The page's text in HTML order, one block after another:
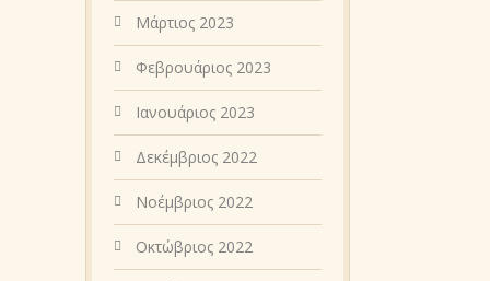
Μάρτιος 2023
Φεβρουάριος 2023
Ιανουάριος 2023
Δεκέμβριος 2022
Νοέμβριος 2022
Οκτώβριος 2022